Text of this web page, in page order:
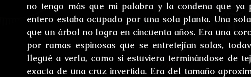
no tengo más que mi palabra y la condena que ya
entero estaba ocupado por una sola planta. Una
que un árbol no logra en cincuenta años. Era una
por ramas espinosas que se entretejían solas,
llegué a verla, como si estuviera terminándose de
exacta de una cruz invertida. Era del tamaño